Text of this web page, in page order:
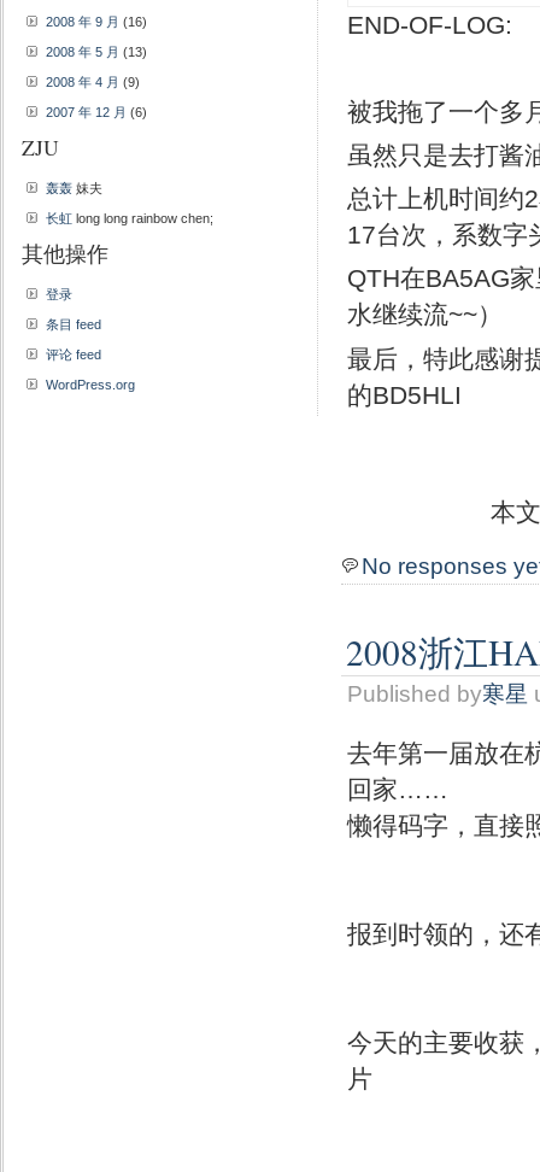
END-OF-LOG:
被我拖了一个多
虽然只是去打酱
总计上机时间约
17台次，系数字
QTH在BA5AG
水继续流~~）
最后，特此感谢
的BD5HLI
本
No responses
2008浙江
Published by寒星
去年第一届放在
回家……
懒得码字，直接
报到时领的，还
今天的主要收获
片
2008 年 9 月 (16)
2008 年 5 月 (13)
2008 年 4 月 (9)
2007 年 12 月 (6)
ZJU
轰轰 妹夫
长虹 long long rainbow chen;
其他操作
登录
条目 feed
评论 feed
WordPress.org